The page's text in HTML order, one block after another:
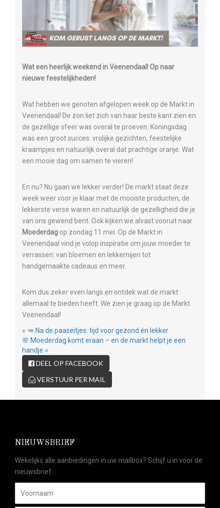
Wat een heerlijk weekend in Veenendaal! Op naar
nieuwe feestelijkheden!
Wat hebben we genoten afgelopen week op de Markt in
Veenendaal! De zon liet zich van haar beste kant zien en
de gezellige sfeer was overal te proeven. Koningsdag
was een groot succes: vrolijke gezichten, feestelijke
kraampjes en natuurlijk overal dat prachtige oranje. Wat
een mooie dag om samen te vieren!
En nu? Nu gaan we lekker verder! De markt staat deze
week weer voor je klaar met de mooiste producten, de
lekkerste verse waren en natuurlijk de gezelligheid die je
van ons gewend bent. Ook kijken we alvast vooruit naar
Moederdag op zondag 11 mei. Op de Markt in
Veenendaal vind je volop inspiratie om jouw moeder te
verrassen: van bloemen en lekkernijen tot
handgemaakte cadeaus en meer.
Kom dus zeker even langs en ontdek wat de markt
allemaal te bieden heeft. We zien je graag op de Markt
Veenendaal!
« 🥕 Na de paaseitjes: tijd voor gezond én lekker
🌸 Moederdag komt eraan – en de markt helpt je een
handje »
DEEL OP FACEBOOK
VERSTUUR PER MAIL
NIEUWSBRIEF
Wekelijks alle aanbiedingen in uw mailbox? Schijf u in voor de
nieuwsbrief.